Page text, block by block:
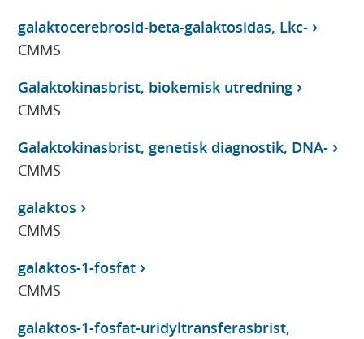
galaktocerebrosid-beta-galaktosidas, Lkc-
CMMS
Galaktokinasbrist, biokemisk utredning
CMMS
Galaktokinasbrist, genetisk diagnostik, DNA-
CMMS
galaktos
CMMS
galaktos-1-fosfat
CMMS
galaktos-1-fosfat-uridyltransferasbrist,